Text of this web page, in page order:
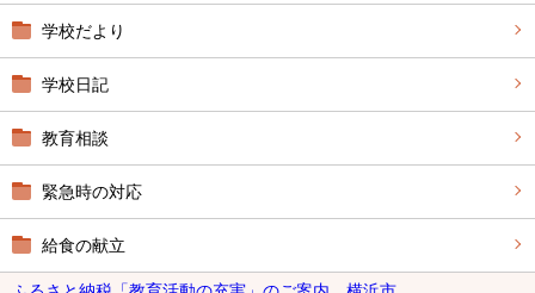
学校だより
学校日記
教育相談
緊急時の対応
給食の献立